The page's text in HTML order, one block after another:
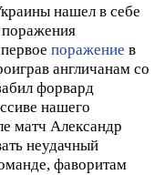
нашел в себе
поражение в
англичанам со
форвард
нашего
матч Александр
неудачный
фаворитам